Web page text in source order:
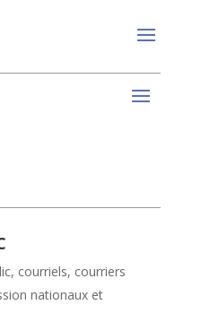
courriels, courriers
nationaux et